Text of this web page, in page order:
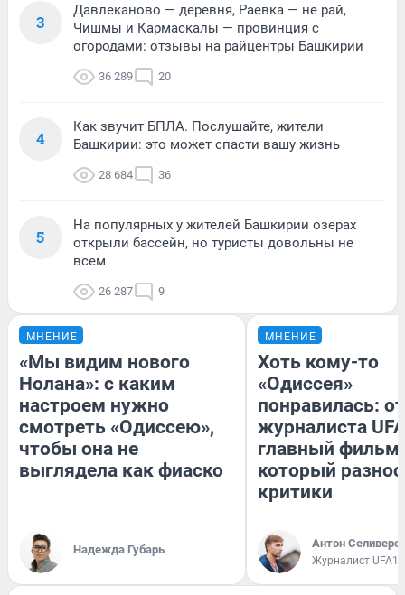
3
Давлеканово — деревня, Раевка — не рай,
Чишмы и Кармаскалы — провинция с
огородами: отзывы на райцентры Башкирии
36 289 20
4
Как звучит БПЛА. Послушайте, жители
Башкирии: это может спасти вашу жизнь
28 684 36
5
На популярных у жителей Башкирии озерах
открыли бассейн, но туристы довольны не
всем
26 287 9
МНЕНИЕ
«Мы видим нового
Нолана»: с каким
настроем нужно
смотреть «Одиссею»,
чтобы она не
выглядела как фиаско
Надежда Губарь
МНЕНИЕ
Хоть кому-то
«Одиссея»
понравилась:
журналиста
главный фильм
который
критики
Антон
Журналист